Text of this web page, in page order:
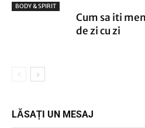
BODY & SPIRIT
Cum sa iti
de zi cu zi
LĂSAȚI UN MESAJ